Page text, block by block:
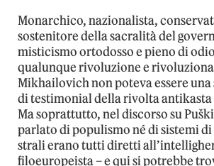
Monarchico, nazionalista,
sostenitore della sacralità del
misticismo ortodosso e pieno di
qualunque rivoluzione e
Mikhailovich non poteva essere una
di testimonial della rivolta
Ma soprattutto, nel discorso su
parlato di populismo né di sistemi
strali erano tutti diretti
filoeuropeista – e qui si potrebbe